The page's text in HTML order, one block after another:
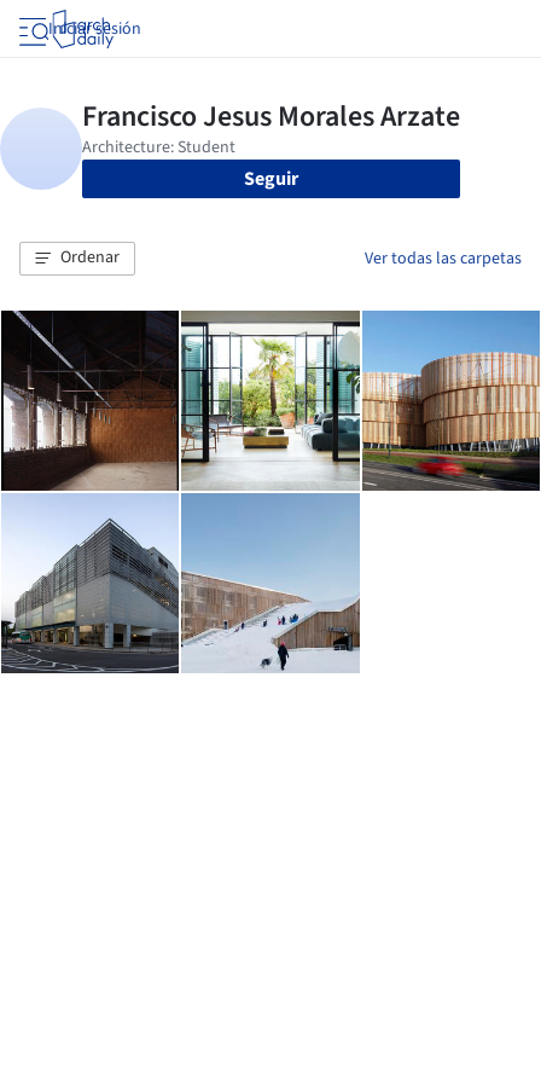
Iniciar sesión
Seguir
Ordenar Ver todas las carpetas